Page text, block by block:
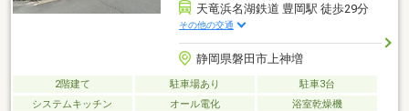
天竜浜名湖鉄道 豊岡駅 徒歩29分
その他の交通
静岡県磐田市上神増
2階建て 駐車場あり
駐車3台
システムキッチン
オール電化 浴室乾燥機